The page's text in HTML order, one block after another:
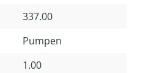
337.00
Pumpen
1.00